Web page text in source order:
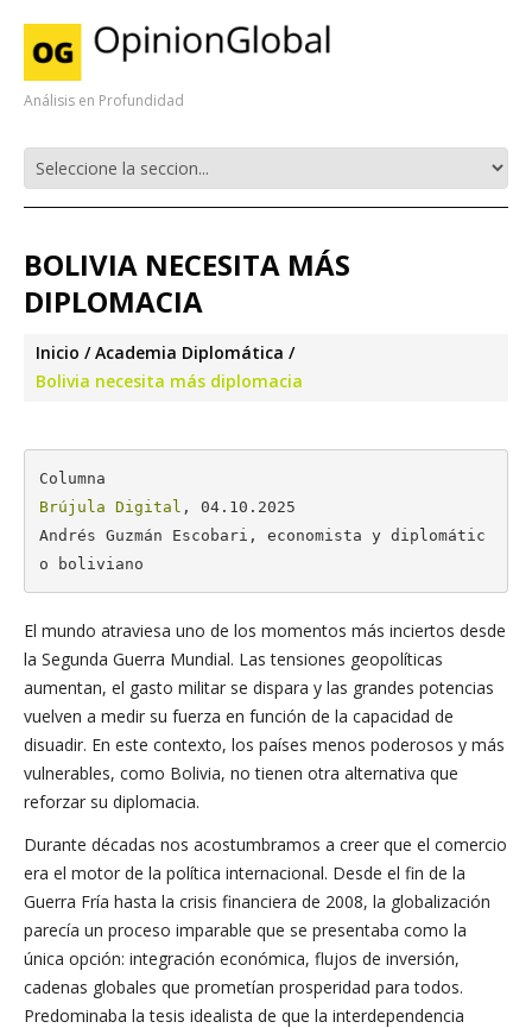
Análisis en Profundidad
BOLIVIA NECESITA MÁS
DIPLOMACIA
Inicio
Academia Diplomática
Bolivia necesita más diplomacia
Brújula Digital , 04.10.2025
Andrés Guzmán Escobari, economista y diplomátic
o boliviano
El mundo atraviesa uno de los momentos más inciertos desde
la Segunda Guerra Mundial. Las tensiones geopolíticas
aumentan, el gasto militar se dispara y las grandes potencias
vuelven a medir su fuerza en función de la capacidad de
disuadir. En este contexto, los países menos poderosos y más
vulnerables, como Bolivia, no tienen otra alternativa que
reforzar su diplomacia.
Durante décadas nos acostumbramos a creer que el comercio
era el motor de la política internacional. Desde el fin de la
Guerra Fría hasta la crisis financiera de 2008, la globalización
parecía un proceso imparable que se presentaba como la
única opción: integración económica, flujos de inversión,
cadenas globales que prometían prosperidad para todos.
Predominaba la tesis idealista de que la interdependencia